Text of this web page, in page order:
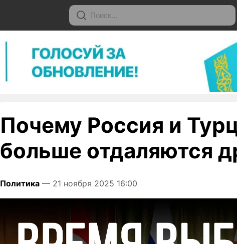
Почему Россия и
больше отдаляются
Политика — 21 ноября 2025 16:00